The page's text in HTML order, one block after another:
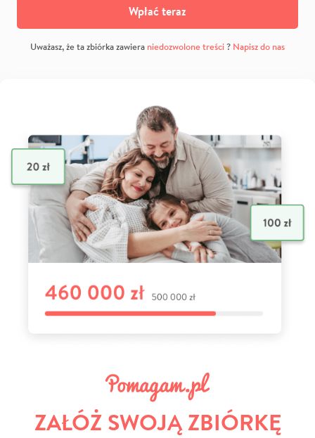
Wpłać teraz
Uważasz, że ta zbiórka zawiera niedozwolone treści? Napisz do nas
ZAŁÓŻ SWOJĄ ZBIÓRKĘ